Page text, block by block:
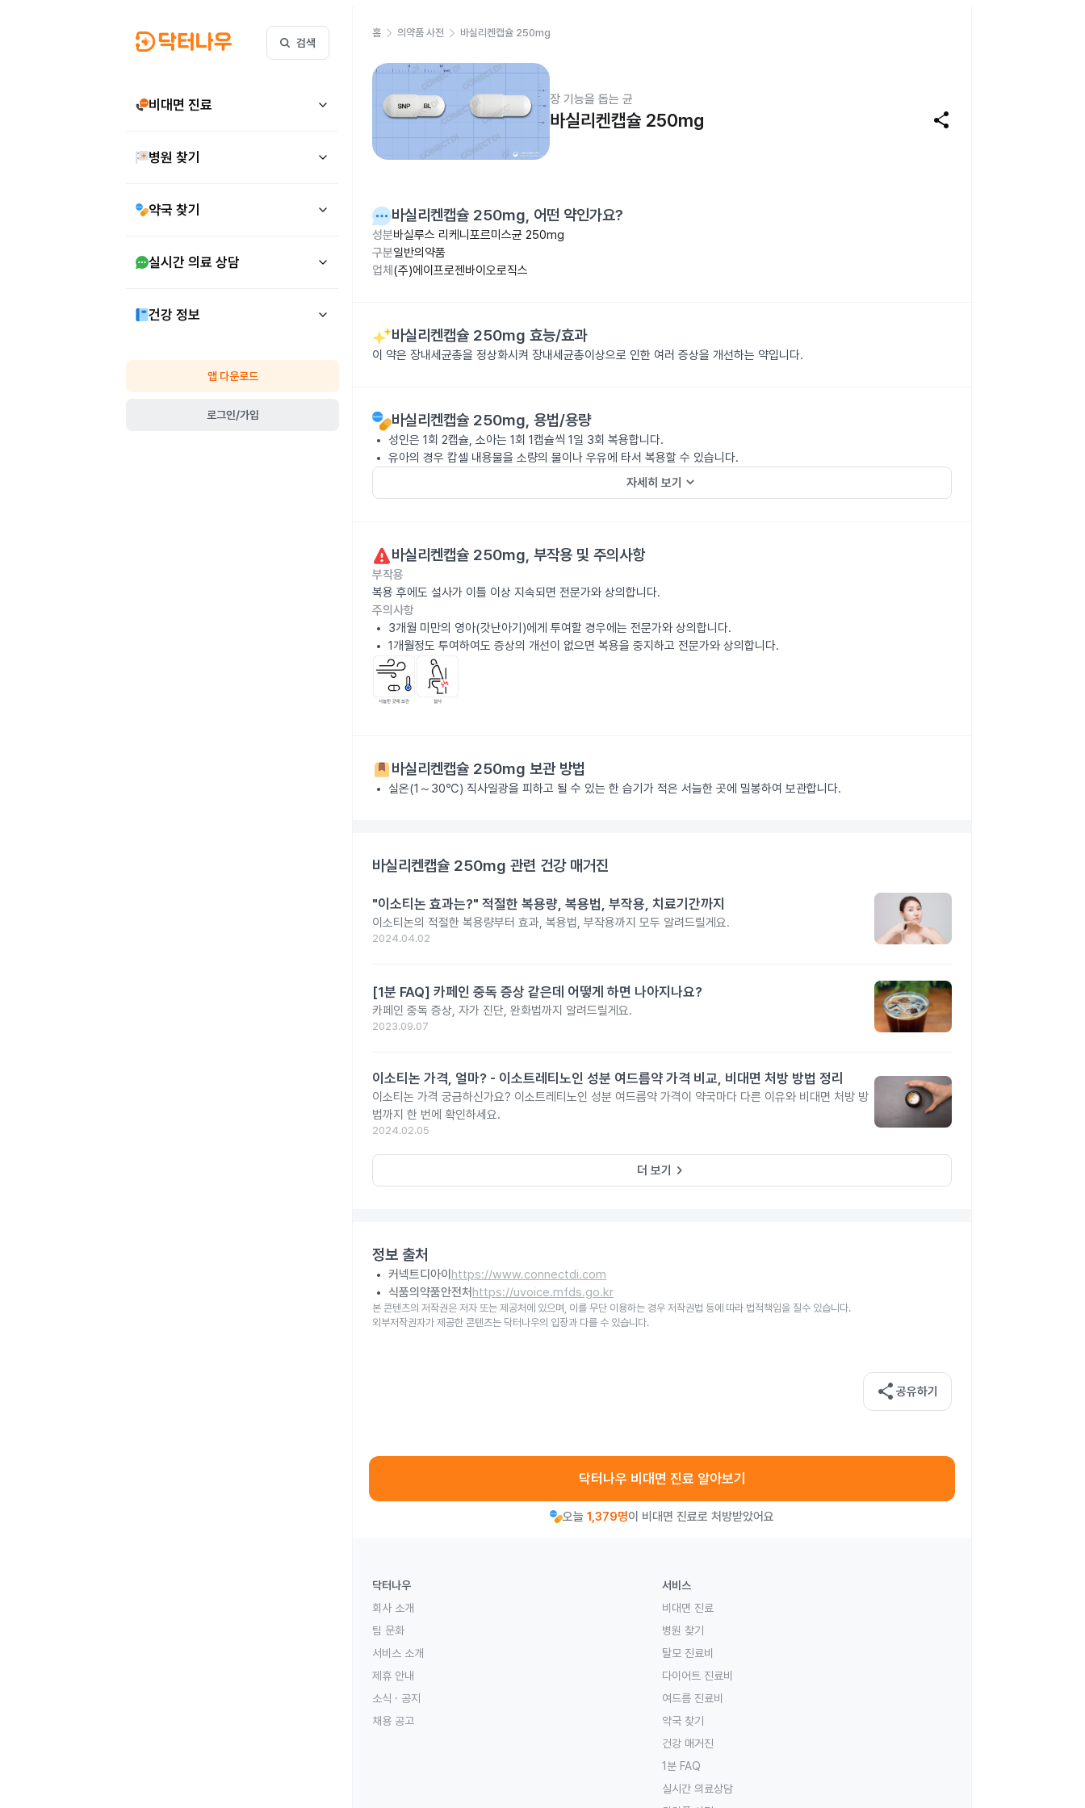
검색
비대면 진료
병원 찾기
약국 찾기
실시간 의료 상담
건강 정보
앱 다운로드
로그인/가입
홈 의약품 사전 바실리켄캡슐 250mg
장 기능을 돕는 균
바실리켄캡슐 250mg share
바실리켄캡슐 250mg, 어떤 약인가요?
성분바실루스 리케니포르미스균 250mg
구분일반의약품
업체 (주)에이프로젠바이오로직스
바실리켄캡슐 250mg 효능/효과
이 약은 장내세균총을 정상화시켜 장내세균총이상으로 인한 여러 증상을 개선하는 약입니다.
바실리켄캡슐 250mg, 용법/용량
성인은 1회 2캡슐, 소아는 1회 1캡슐씩 1일 3회 복용합니다.
유아의 경우 캅셀 내용물을 소량의 물이나 우유에 타서 복용할 수 있습니다.
자세히 보기 keyboard_arrow_down
바실리켄캡슐 250mg, 부작용 및 주의사항
부작용
복용 후에도 설사가 이틀 이상 지속되면 전문가와 상의합니다.
주의사항
3개월 미만의 영아(갓난아기)에게 투여할 경우에는 전문가와 상의합니다.
1개월정도 투여하여도 증상의 개선이 없으면 복용을 중지하고 전문가와 상의합니다.
바실리켄캡슐 250mg 보관 방법
실온(1～30℃) 직사일광을 피하고 될 수 있는 한 습기가 적은 서늘한 곳에 밀봉하여 보관합니다.
바실리켄캡슐 250mg 관련 건강 매거진
"이소티논 효과는?" 적절한 복용량, 복용법, 부작용, 치료기간까지
이소티논의 적절한 복용량부터 효과, 복용법, 부작용까지 모두 알려드릴게요.
2024.04.02
[1분 FAQ] 카페인 중독 증상 같은데 어떻게 하면 나아지나요?
카페인 중독 증상, 자가 진단, 완화법까지 알려드릴게요.
2023.09.07
이소티논 가격, 얼마? - 이소트레티노인 성분 여드름약 가격 비교, 비대면 처방 방법 정리
이소티논 가격 궁금하신가요? 이소트레티노인 성분 여드름약 가격이 약국마다 다른 이유와 비대면 처방 방
법까지 한 번에 확인하세요.
2024.02.05
더 보기 keyboard_arrow_right
정보 출처
커넥트디아이 https://www.connectdi.com
식품의약품안전처 https://uvoice.mfds.go.kr
본 콘텐츠의 저작권은 저자 또는 제공처에 있으며, 이를 무단 이용하는 경우 저작권법 등에 따라 법적책임을 질수 있습니다.
외부저작권자가 제공한 콘텐츠는 닥터나우의 입장과 다를 수 있습니다.
share 공유하기
닥터나우 비대면 진료 알아보기
오늘 1,379명이 비대면 진료로 처방받았어요
닥터나우
회사 소개
팀 문화
서비스 소개
제휴 안내
소식 · 공지
채용 공고
서비스
비대면 진료
병원 찾기
탈모 진료비
다이어트 진료비
여드름 진료비
약국 찾기
건강 매거진
1분 FAQ
실시간 의료상담